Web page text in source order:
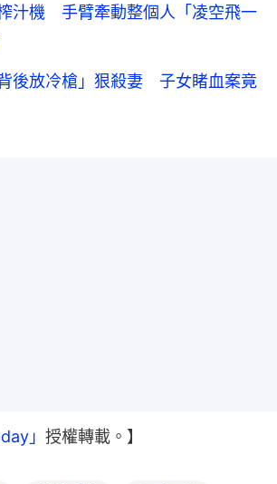
汁機 手臂牽動整個人「凌空飛一
後放冷槍」狠殺妻 子女睹血案竟
」 授權轉載。】